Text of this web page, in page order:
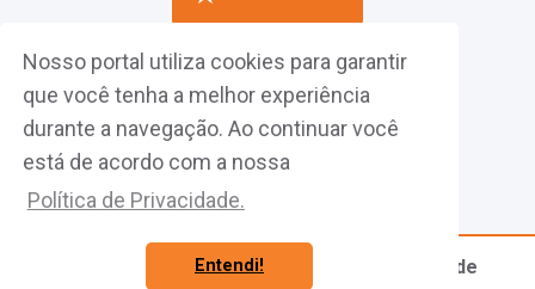
Nosso portal utiliza cookies para garantir
que você tenha a melhor experiência
durante a navegação. Ao continuar você
está de acordo com a nossa
Política de Privacidade.
Entendi!
Fazer Login
LATINOAMERICA EXPERTS - 2º Encontro de